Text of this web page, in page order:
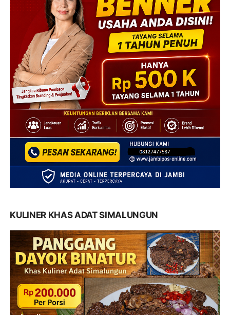
KULINER KHAS ADAT SIMALUNGUN